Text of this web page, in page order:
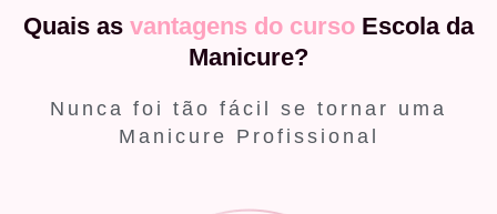
Quais as vantagens do curso Escola da
Manicure?
Nunca foi tão fácil se tornar uma
Manicure Profissional